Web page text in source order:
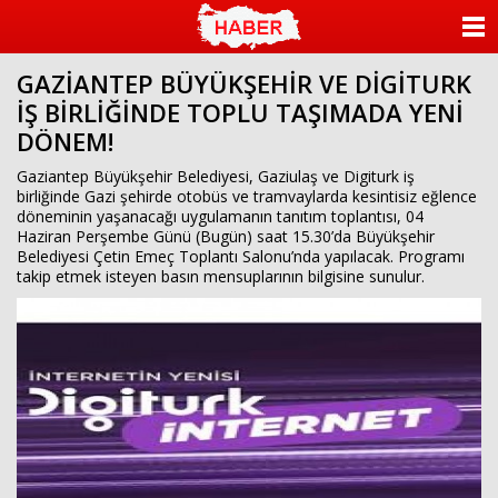
GAZİANTEP BÜYÜKŞEHİR VE DİGİTURK
İŞ BİRLİĞİNDE TOPLU TAŞIMADA YENİ
DÖNEM!
Gaziantep Büyükşehir Belediyesi, Gaziulaş ve Digiturk iş
birliğinde Gazi şehirde otobüs ve tramvaylarda kesintisiz eğlence
döneminin yaşanacağı uygulamanın tanıtım toplantısı, 04
Haziran Perşembe Günü (Bugün) saat 15.30’da Büyükşehir
Belediyesi Çetin Emeç Toplantı Salonu’nda yapılacak. Programı
takip etmek isteyen basın mensuplarının bilgisine sunulur.
KATEGORİLER
ANKETLER
FOTO GALERİ
VİDEO GALERİ
İLETİŞİM